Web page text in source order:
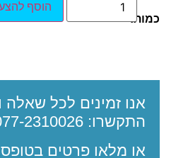
כמות:
הוסף
אנו זמינים לכל שאלה
התקשרו: 2310026
או מלאו פרטים